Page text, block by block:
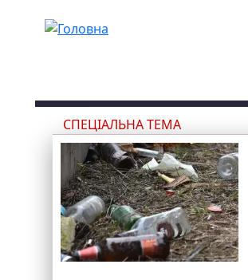
СПЕЦІАЛЬНА ТЕМА